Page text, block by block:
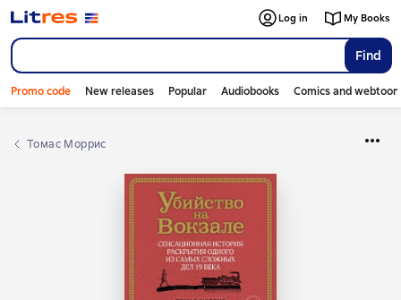
Find
Log in My Books
Promo code New releases Popular Audiobooks Comics and
Томас Моррис